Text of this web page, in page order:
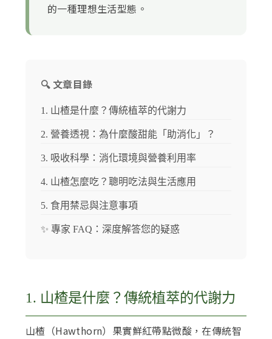
的一種理想生活型態。
🔍 文章目錄
1. 山楂是什麼？傳統植萃的代謝力
2. 營養透視：為什麼酸甜能「助消化」？
3. 吸收科學：消化環境與營養利用率
4. 山楂怎麼吃？聰明吃法與生活應用
5. 食用禁忌與注意事項
✨ 專家 FAQ：深度解答您的疑惑
1. 山楂是什麼？傳統植萃的代謝力
山楂（Hawthorn）果實鮮紅帶點微酸，在傳統智